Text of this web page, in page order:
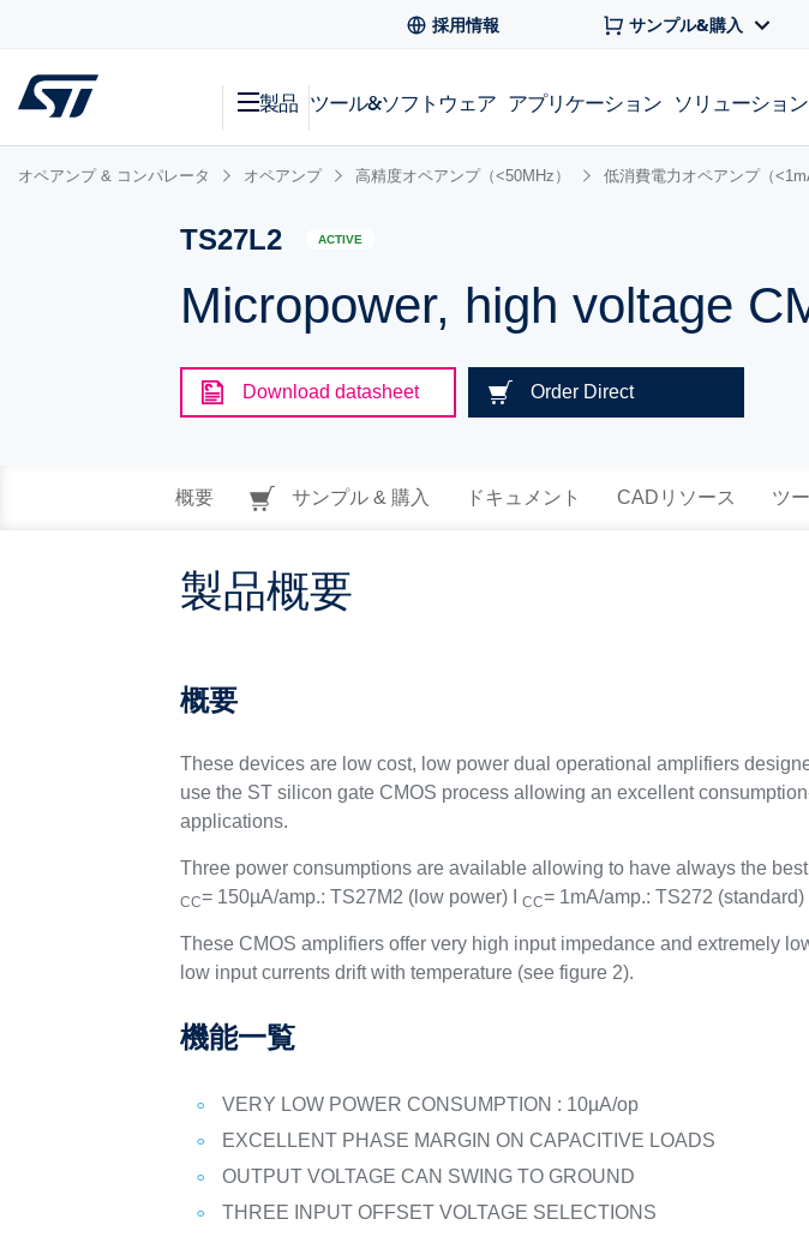
採用情報 サンプル&購入
製品 ツール&ソフトウェア アプリケーション ソリューション
オペアンプ & コンパレータ オペアンプ 高精度オペアンプ（<50MHz） 低消費電力オペアンプ（
TS27L2 ACTIVE
Micropower, high voltage
Download datasheet Order Direct
概要 サンプル & 購入 ドキュメント CADリソース ツ
製品概要
概要
These devices are low cost, low power dual operational amplifiers
use the ST silicon gate CMOS process allowing an excellent
applications.
Three power consumptions are available allowing to have always the
CC= 150µA/amp.: TS27M2 (low power) ICC= 1mA/amp.: TS272 (standard)
These CMOS amplifiers offer very high input impedance and extremely
low input currents drift with temperature (see figure 2).
機能一覧
VERY LOW POWER CONSUMPTION : 10µA/op
EXCELLENT PHASE MARGIN ON CAPACITIVE LOADS
OUTPUT VOLTAGE CAN SWING TO GROUND
THREE INPUT OFFSET VOLTAGE SELECTIONS